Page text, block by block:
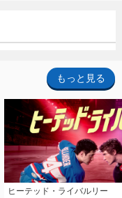
もっと見る
ヒーテッド・ライバルリー